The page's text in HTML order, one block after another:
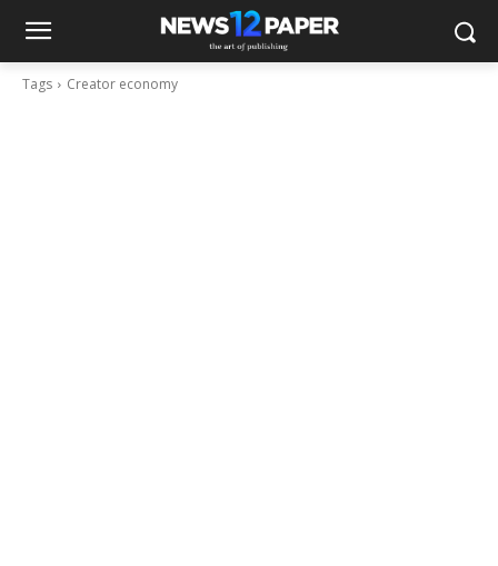
Tags Creator economy